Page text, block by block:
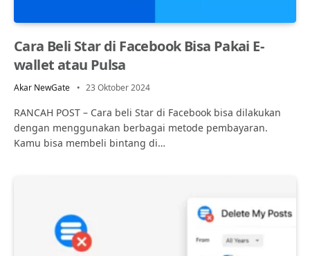
Cara Beli Star di Facebook Bisa Pakai E-
wallet atau Pulsa
Akar NewGate 23 Oktober 2024
RANCAH POST – Cara beli Star di Facebook bisa dilakukan
dengan menggunakan berbagai metode pembayaran.
Kamu bisa membeli bintang di…